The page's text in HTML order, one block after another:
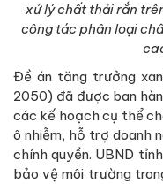
xử lý chất thải rắn
công tác phân loại
Đề án tăng trưởng
2050) đã được ban
các kế hoạch cụ thể
ô nhiễm, hỗ trợ doanh
chính quyền. UBND
bảo vệ môi trường